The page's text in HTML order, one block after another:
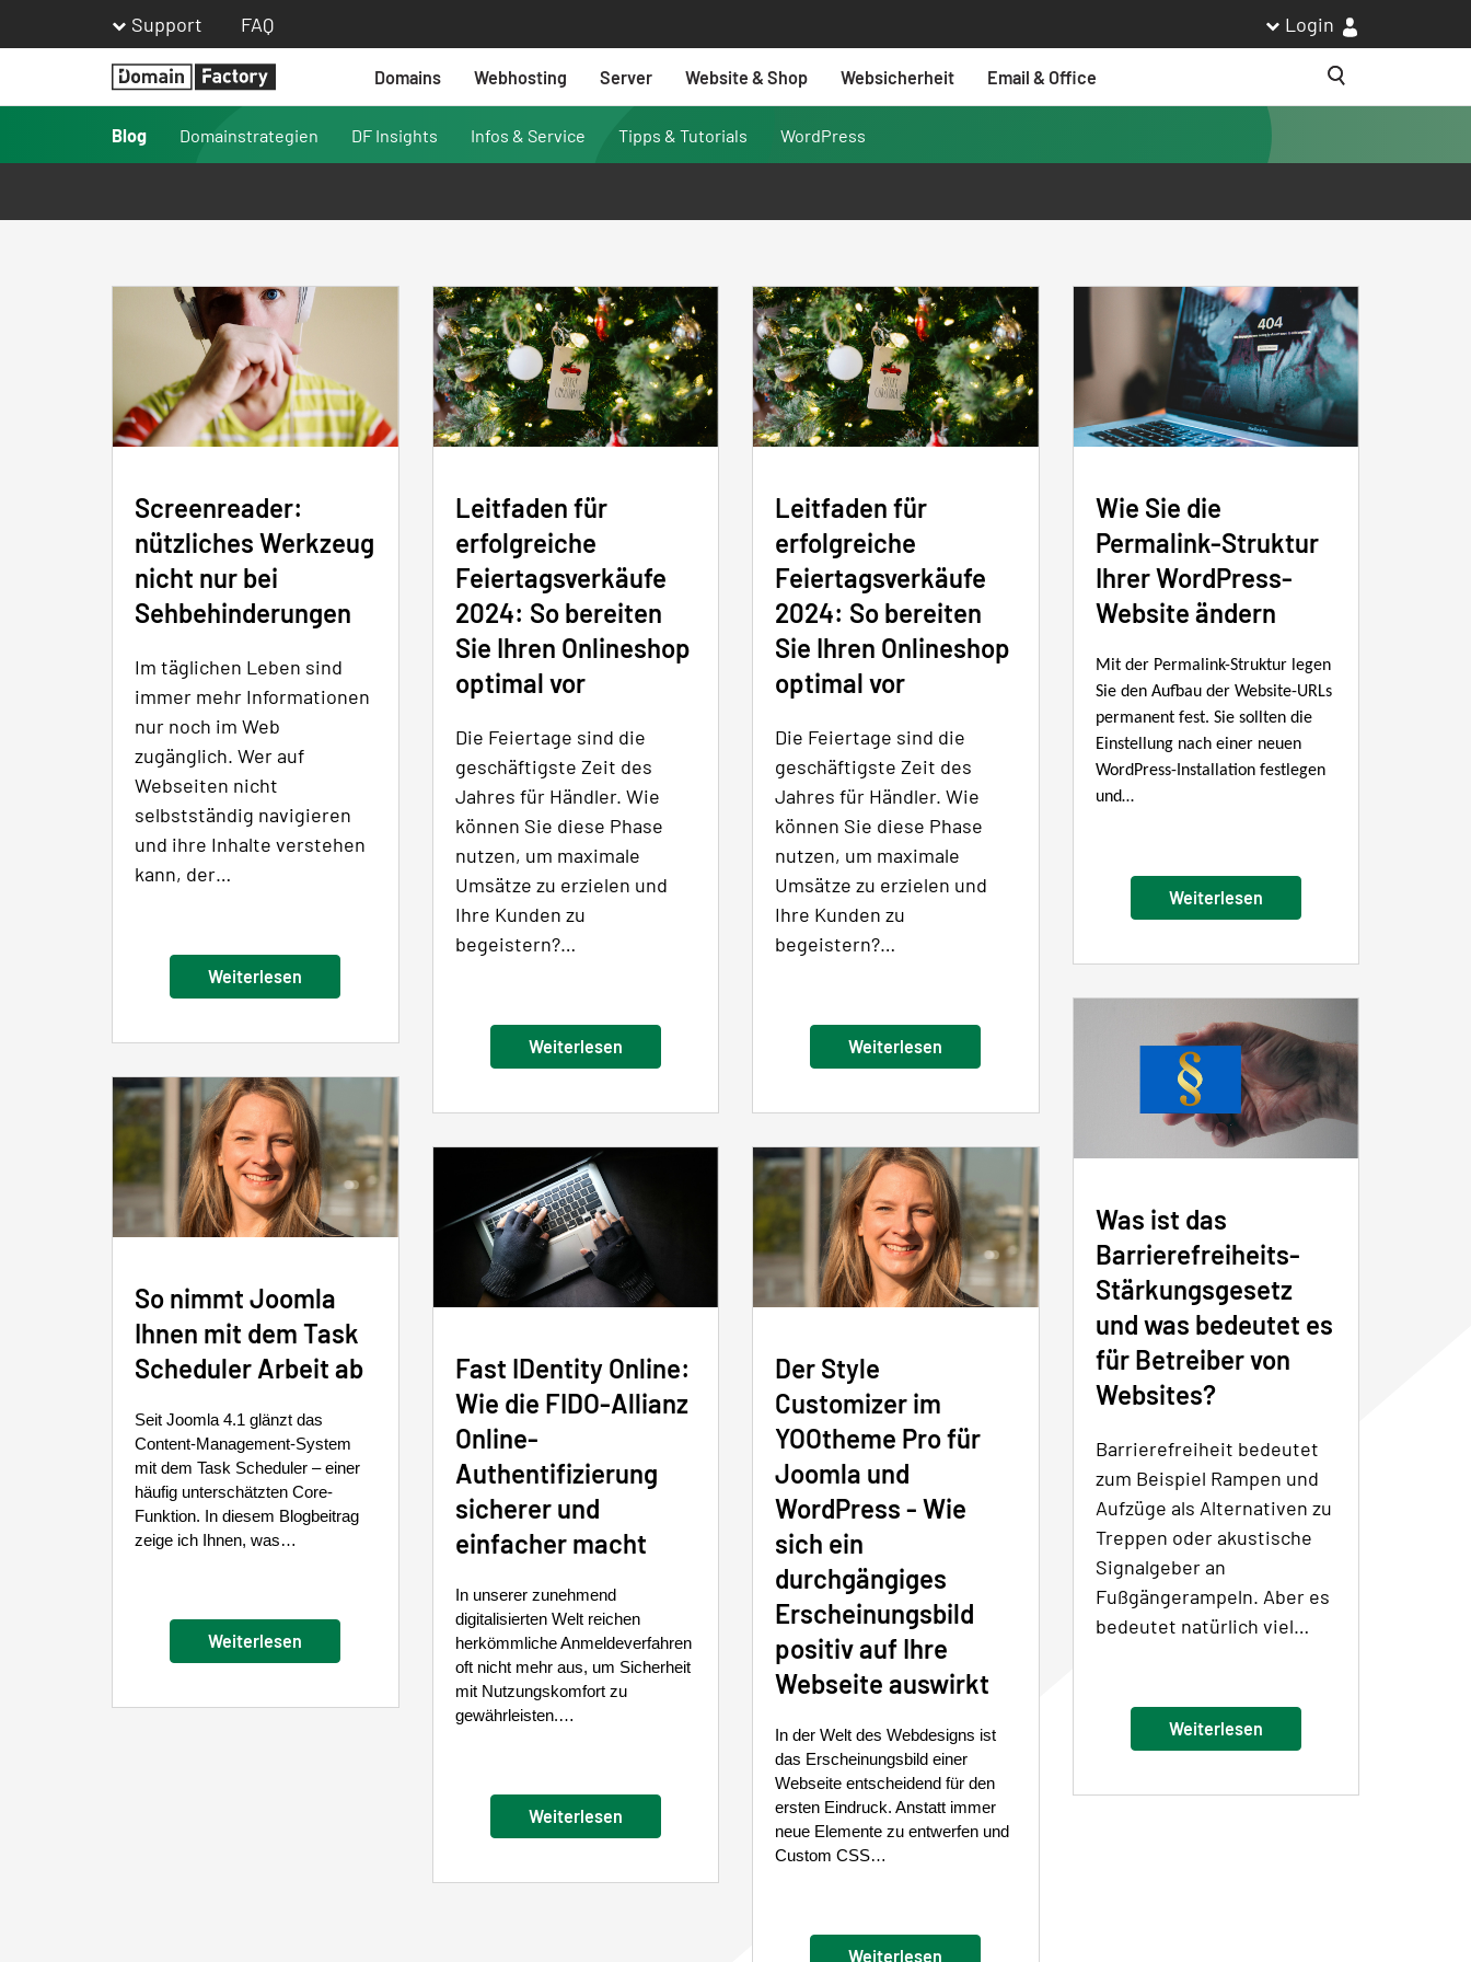
Support FAQ Login
Homepage
Domains Webhosting Server Website & Shop Websicherheit
Email & Office
Suche
Blog
Domainstrategien DF Insights Infos & Service Tipps & Tutorials WordPress
Screenreader:
nützliches Werkzeug
nicht nur bei
Sehbehinderungen
Im täglichen Leben sind
immer mehr Informationen
nur noch im Web
zugänglich. Wer auf
Webseiten nicht
selbstständig navigieren
und ihre Inhalte verstehen
kann, der…
Weiterlesen
Leitfaden für
erfolgreiche
Feiertagsverkäufe
2024: So bereiten
Sie Ihren Onlineshop
optimal vor
Die Feiertage sind die
geschäftigste Zeit des
Jahres für Händler. Wie
können Sie diese Phase
nutzen, um maximale
Umsätze zu erzielen und
Ihre Kunden zu
begeistern?…
Weiterlesen
Leitfaden für
erfolgreiche
Feiertagsverkäufe
2024: So bereiten
Sie Ihren Onlineshop
optimal vor
Die Feiertage sind die
geschäftigste Zeit des
Jahres für Händler. Wie
können Sie diese Phase
nutzen, um maximale
Umsätze zu erzielen und
Ihre Kunden zu
begeistern?…
Weiterlesen
Wie Sie die
Permalink-Struktur
Ihrer WordPress-
Website ändern
Mit der Permalink-Struktur legen
Sie den Aufbau der Website-URLs
permanent fest. Sie sollten die
Einstellung nach einer neuen
WordPress-Installation festlegen
und…
Weiterlesen
Was ist das
Barrierefreiheits-
Stärkungsgesetz
und was bedeutet es
für Betreiber von
Websites?
Barrierefreiheit bedeutet
zum Beispiel Rampen und
Aufzüge als Alternativen zu
Treppen oder akustische
Signalgeber an
Fußgängerampeln. Aber es
bedeutet natürlich viel…
Weiterlesen
So nimmt Joomla
Ihnen mit dem Task
Scheduler Arbeit ab
Seit Joomla 4.1 glänzt das
Content-Management-System
mit dem Task Scheduler – einer
häufig unterschätzten Core-
Funktion. In diesem Blogbeitrag
zeige ich Ihnen, was…
Weiterlesen
Fast IDentity Online:
Wie die FIDO-Allianz
Online-
Authentifizierung
sicherer und
einfacher macht
In unserer zunehmend
digitalisierten Welt reichen
herkömmliche Anmeldeverfahren
oft nicht mehr aus, um Sicherheit
mit Nutzungskomfort zu
gewährleisten.…
Weiterlesen
Der Style
Customizer im
YOOtheme Pro für
Joomla und
WordPress - Wie
sich ein
durchgängiges
Erscheinungsbild
positiv auf Ihre
Webseite auswirkt
In der Welt des Webdesigns ist
das Erscheinungsbild einer
Webseite entscheidend für den
ersten Eindruck. Anstatt immer
neue Elemente zu entwerfen und
Custom CSS…
Weiterlesen